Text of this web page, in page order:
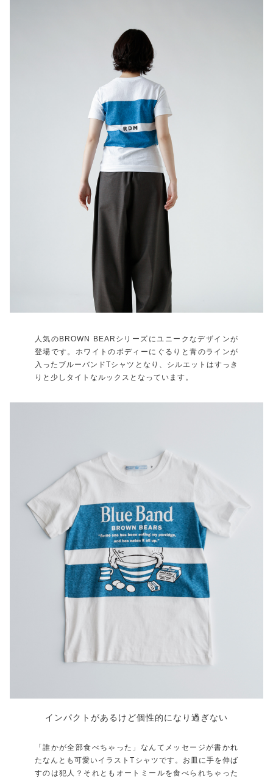
人気のBROWN BEARシリーズにユニークなデザインが
登場です。ホワイトのボディーにぐるりと青のラインが
入ったブルーバンドTシャツとなり、シルエットはすっき
りと少しタイトなルックスとなっています。
インパクトがあるけど個性的になり過ぎない
「誰かが全部食べちゃった」なんてメッセージが書かれ
たなんとも可愛いイラストTシャツです。お皿に手を伸ば
すのは犯人？それともオートミールを食べられちゃった